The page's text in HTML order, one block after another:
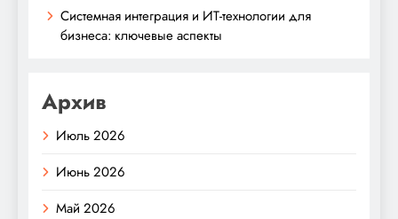
Системная интеграция и ИТ-технологии для
бизнеса: ключевые аспекты
Архив
Июль 2026
Июнь 2026
Май 2026